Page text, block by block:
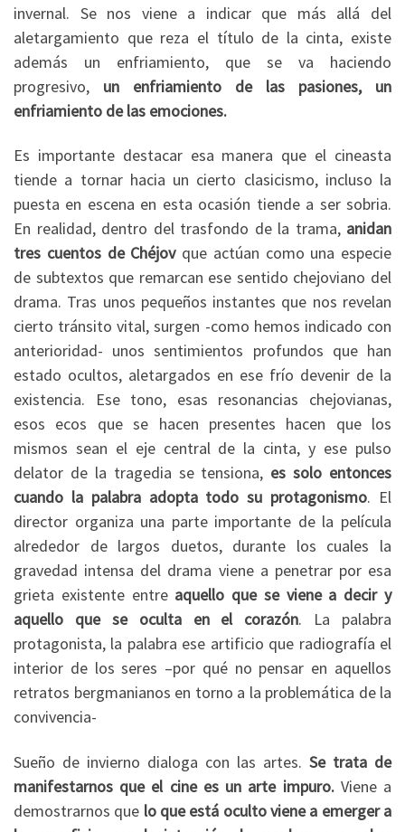
invernal. Se nos viene a indicar que más allá del
aletargamiento que reza el título de la cinta, existe
además un enfriamiento, que se va haciendo
progresivo, un enfriamiento de las pasiones, un
enfriamiento de las emociones.
Es importante destacar esa manera que el cineasta
tiende a tornar hacia un cierto clasicismo, incluso la
puesta en escena en esta ocasión tiende a ser sobria.
En realidad, dentro del trasfondo de la trama, anidan
tres cuentos de Chéjovque actúan como una especie
de subtextos que remarcan ese sentido chejoviano del
drama. Tras unos pequeños instantes que nos revelan
cierto tránsito vital, surgen -como hemos indicado con
anterioridad- unos sentimientos profundos que han
estado ocultos, aletargados en ese frío devenir de la
existencia. Ese tono, esas resonancias chejovianas,
esos ecos que se hacen presentes hacen que los
mismos sean el eje central de la cinta, y ese pulso
delator de la tragedia se tensiona, es solo entonces
cuando la palabra adopta todo su protagonismo. El
director organiza una parte importante de la película
alrededor de largos duetos, durante los cuales la
gravedad intensa del drama viene a penetrar por esa
grieta existente entre aquello que se viene a decir y
aquello que se oculta en el corazón. La palabra
protagonista, la palabra ese artificio que radiografía el
interior de los seres –por qué no pensar en aquellos
retratos bergmanianos en torno a la problemática de la
convivencia-
Sueño de invierno dialoga con las artes. Se trata de
manifestarnos que el cine es un arte impuro.Viene a
demostrarnos que lo que está oculto viene a emerger a